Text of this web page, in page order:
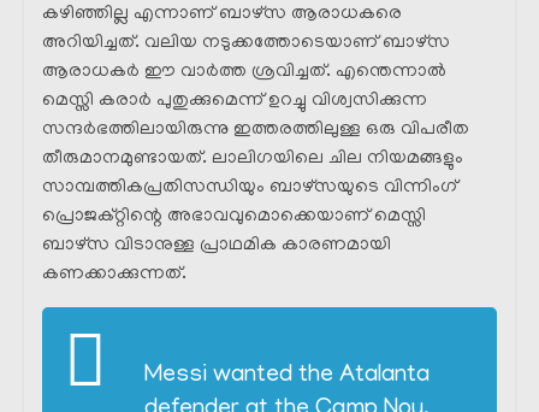
കഴിഞ്ഞില്ല എന്നാണ് ബാഴ്‌സ ആരാധകരെ
അറിയിച്ചത്. വലിയ നടുക്കത്തോടെയാണ് ബാഴ്‌സ
ആരാധകർ ഈ വാർത്ത ശ്രവിച്ചത്. എന്തെന്നാൽ
മെസ്സി കരാർ പുതുക്കുമെന്ന് ഉറച്ചു വിശ്വസിക്കുന്ന
സന്ദർഭത്തിലായിരുന്നു ഇത്തരത്തിലുള്ള ഒരു വിപരീത
തീരുമാനമുണ്ടായത്. ലാലിഗയിലെ ചില നിയമങ്ങളും
സാമ്പത്തികപ്രതിസന്ധിയും ബാഴ്‌സയുടെ വിന്നിംഗ്
പ്രൊജക്റ്റിന്റെ അഭാവവുമൊക്കെയാണ് മെസ്സി
ബാഴ്‌സ വിടാനുള്ള പ്രാഥമിക കാരണമായി
കണക്കാക്കുന്നത്.
Messi wanted the Atalanta